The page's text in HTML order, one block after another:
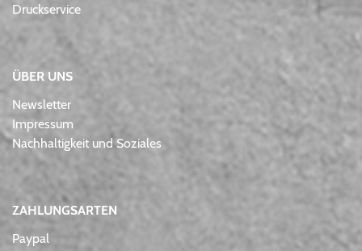
Druckservice
ÜBER UNS
Newsletter
Impressum
Nachhaltigkeit und Soziales
ZAHLUNGSARTEN
Paypal